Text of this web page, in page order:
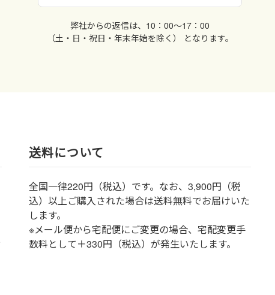
弊社からの返信は、10：00〜17：00
（土・日・祝日・年末年始を除く） となります。
送料について
全国一律220円（税込）です。なお、3,900円（税
込）以上ご購入された場合は送料無料でお届けいた
します。
※メール便から宅配便にご変更の場合、宅配変更手
数料として＋330円（税込）が発生いたします。